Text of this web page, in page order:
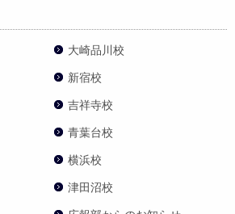
大崎品川校
新宿校
吉祥寺校
青葉台校
横浜校
津田沼校